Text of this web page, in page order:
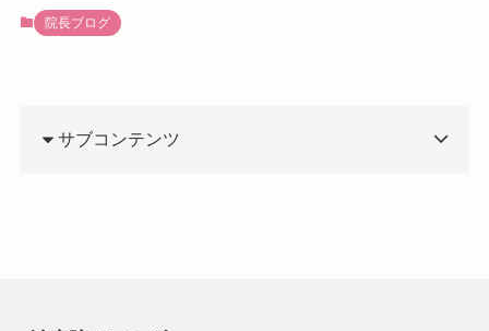
院長ブログ
サブコンテンツ